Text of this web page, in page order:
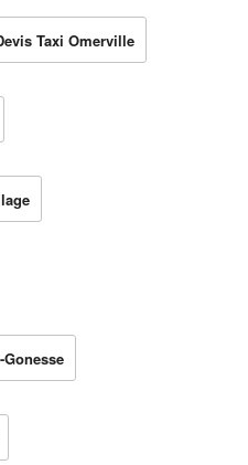
Taxi Omerville